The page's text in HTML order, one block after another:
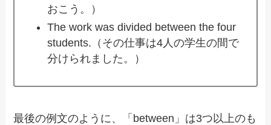
おこう。）
The work was divided between the four
students.（その仕事は4人の学生の間で
分けられました。）
最後の例文のように、「between」は3つ以上のも